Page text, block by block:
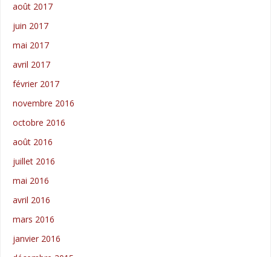
août 2017
juin 2017
mai 2017
avril 2017
février 2017
novembre 2016
octobre 2016
août 2016
juillet 2016
mai 2016
avril 2016
mars 2016
janvier 2016